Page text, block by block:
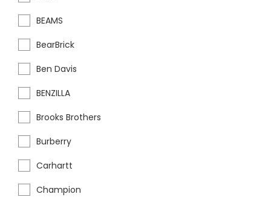
BEAMS
BearBrick
Ben Davis
BENZILLA
Brooks Brothers
Burberry
Carhartt
Champion